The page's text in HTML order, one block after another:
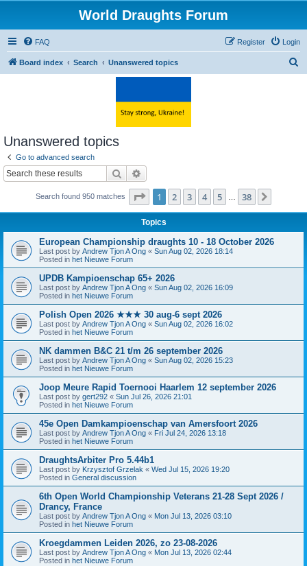
World Draughts Forum
FAQ Login
Register
Board index Search Unanswered topics
Unanswered topics
Go to advanced search
Search
Search found 950 matches Page 1of 38
1 2 3 4 5 … 38
Topics
European Championship draughts 10 - 18 October 2026
Last post by Andrew Tjon A Ong « Sun Aug 02, 2026 18:14
Posted in het Nieuwe Forum
UPDB Kampioenschap 65+ 2026
Last post by Andrew Tjon A Ong « Sun Aug 02, 2026 16:09
Posted in het Nieuwe Forum
Polish Open 2026 ★★★ 30 aug-6 sept 2026
Last post by Andrew Tjon A Ong « Sun Aug 02, 2026 16:02
Posted in het Nieuwe Forum
NK dammen B&C 21 t/m 26 september 2026
Last post by Andrew Tjon A Ong « Sun Aug 02, 2026 15:23
Posted in het Nieuwe Forum
Joop Meure Rapid Toernooi Haarlem 12 september 2026
Last post by gert292 « Sun Jul 26, 2026 21:01
Posted in het Nieuwe Forum
45e Open Damkampioenschap van Amersfoort 2026
Last post by Andrew Tjon A Ong « Fri Jul 24, 2026 13:18
Posted in het Nieuwe Forum
DraughtsArbiter Pro 5.44b1
Last post by Krzysztof Grzelak « Wed Jul 15, 2026 19:20
Posted in General discussion
6th Open World Championship Veterans 21-28 Sept 2026 /
Drancy, France
Last post by Andrew Tjon A Ong « Mon Jul 13, 2026 03:10
Posted in het Nieuwe Forum
Kroegdammen Leiden 2026, zo 23-08-2026
Last post by Andrew Tjon A Ong « Mon Jul 13, 2026 02:44
Posted in het Nieuwe Forum